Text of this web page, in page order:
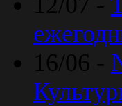
16/06 -